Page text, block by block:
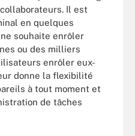
Il est
en quelques
souhaite enrôler
ou des milliers
enrôler eux-
donne la flexibilité
à tout moment et
de tâches